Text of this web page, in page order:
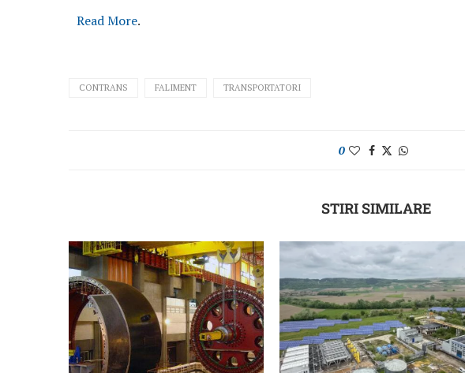
Read More.
CONTRANS FALIMENT TRANSPORTATORI
0
STIRI SIMILARE